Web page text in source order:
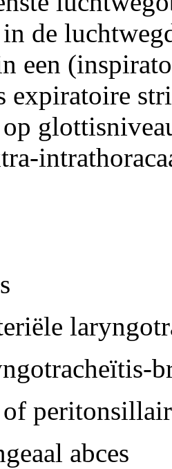
de
een
expiratoire
peritonsillair
abces